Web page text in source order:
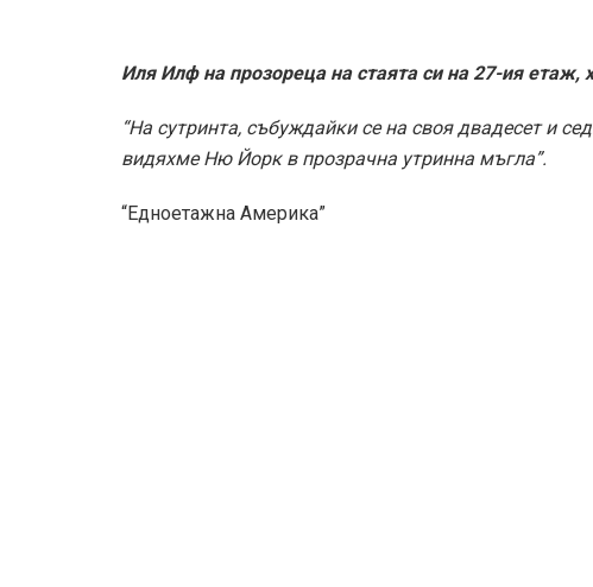
Иля Илф на прозореца на стаята си на 27-ия етаж,
“На сутринта, събуждайки се на своя двадесет и
видяхме Ню Йорк в прозрачна утринна мъгла”.
“Едноетажна Америка”